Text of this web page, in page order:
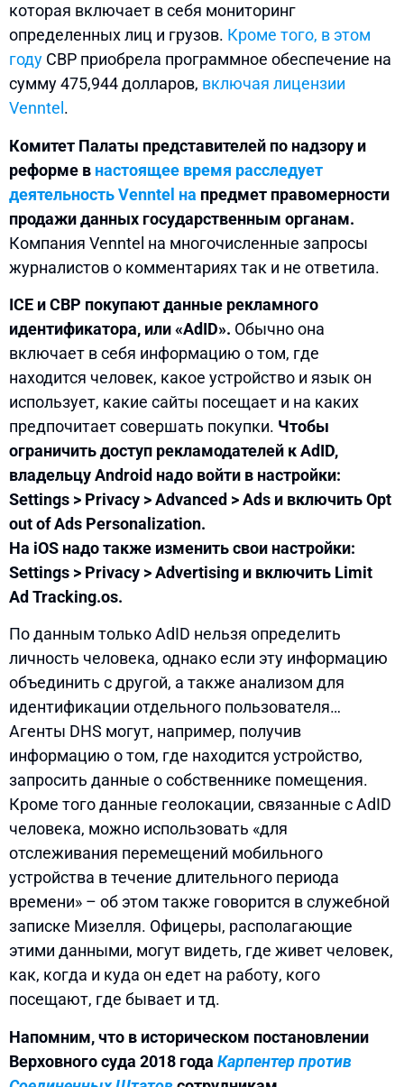
которая включает в себя мониторинг
определенных лиц и грузов. Кроме того, в этом
году CBP приобрела программное обеспечение на
сумму 475,944 долларов, включая лицензии
Venntel .
Комитет Палаты представителей по надзору и
реформе в настоящее время расследует
деятельность Venntel на предмет правомерности
продажи данных государственным органам.
Компания Venntel на многочисленные запросы
журналистов о комментариях так и не ответила.
ICE и CBP покупают данные рекламного
идентификатора, или «AdID». Обычно она
включает в себя информацию о том, где
находится человек, какое устройство и язык он
использует, какие сайты посещает и на каких
предпочитает совершать покупки. Чтобы
ограничить доступ рекламодателей к AdID,
владельцу Android надо войти в настройки:
Settings > Privacy > Advanced > Ads и включить Opt
out of Ads Personalization.
На iOS надо также изменить свои настройки:
Settings > Privacy > Advertising и включить Limit
Ad Tracking.os.
По данным только AdID нельзя определить
личность человека, однако если эту информацию
объединить с другой, а также анализом для
идентификации отдельного пользователя…
Агенты DHS могут, например, получив
информацию о том, где находится устройство,
запросить данные о собственнике помещения.
Кроме того данные геолокации, связанные с AdID
человека, можно использовать «для
отслеживания перемещений мобильного
устройства в течение длительного периода
времени» – об этом также говорится в служебной
записке Мизелля. Офицеры, располагающие
этими данными, могут видеть, где живет человек,
как, когда и куда он едет на работу, кого
посещают, где бывает и тд.
Напомним, что в историческом постановлении
Верховного суда 2018 года Карпентер против